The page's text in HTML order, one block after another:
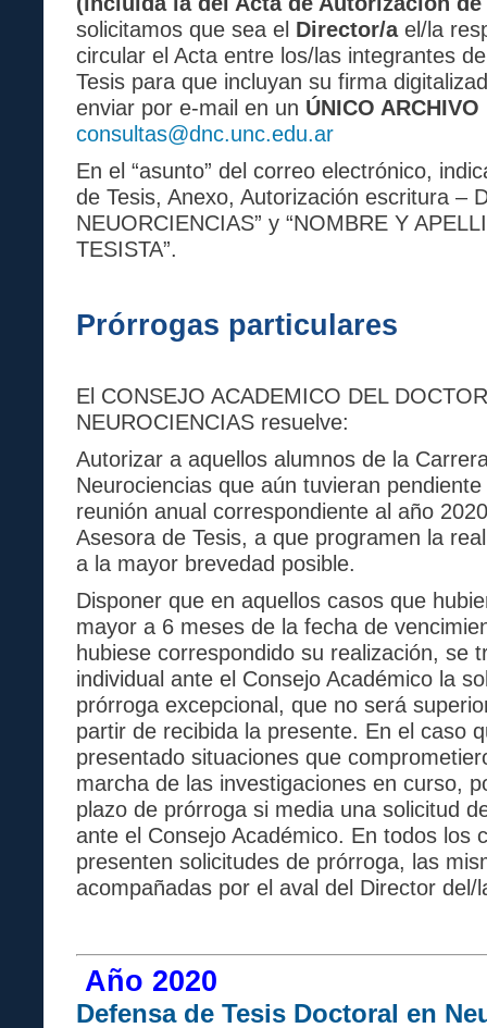
solicitamos que sea el Director/ael/la
circular el Acta entre los/las integrantes
Tesis para que incluyan su firma
enviar por e-mail en un ÚNICO ARCHIVO
consultas@dnc.unc.edu.ar
En el “asunto” del correo electrónico,
de Tesis, Anexo, Autorización escritura –
NEUORCIENCIAS” y “NOMBRE Y
TESISTA”.
Prórrogas particulares
El CONSEJO ACADEMICO DEL
NEUROCIENCIAS resuelve:
Autorizar a aquellos alumnos de la
Neurociencias que aún tuvieran
reunión anual correspondiente al año
Asesora de Tesis, a que programen la
a la mayor brevedad posible.
Disponer que en aquellos casos que
mayor a 6 meses de la fecha de
hubiese correspondido su realización, se
individual ante el Consejo Académico la
prórroga excepcional, que no será
partir de recibida la presente. En el caso
presentado situaciones que
marcha de las investigaciones en curso,
plazo de prórroga si media una solicitud
ante el Consejo Académico. En todos los
presenten solicitudes de prórroga, las
acompañadas por el aval del Director del/
Año 2020
Defensa de Tesis Doctoral en